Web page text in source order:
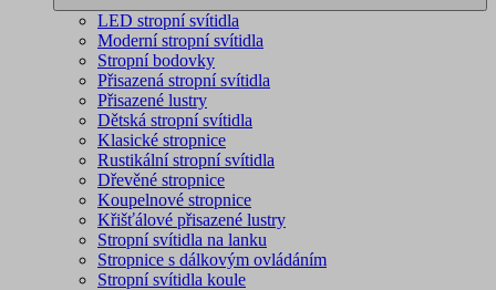
LED stropní svítidla
Moderní stropní svítidla
Stropní bodovky
Přisazená stropní svítidla
Přisazené lustry
Dětská stropní svítidla
Klasické stropnice
Rustikální stropní svítidla
Dřevěné stropnice
Koupelnové stropnice
Křišťálové přisazené lustry
Stropní svítidla na lanku
Stropnice s dálkovým ovládáním
Stropní svítidla koule